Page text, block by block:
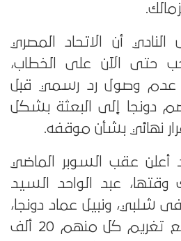
أن الاتحاد المصري
حتى الآن على الخطاب،
عدم وصول رد رسمي قبل
دونجا إلى البعثة بشكل
نهائي بشأن موقفه.
أعلن عقب السوبر الماضي
وقتها، عبد الواحد السيد
شلبي، ونبيل عماد دونجا،
لمدة أربع مباريات، مع تغريم كل منهم 20 ألف